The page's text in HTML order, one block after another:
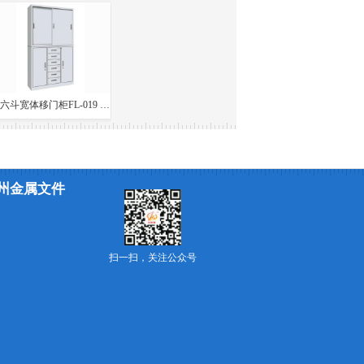
中六斗宽体移门柜FL-019 1800*1100*400
金属文件
扫一扫，关注公众号